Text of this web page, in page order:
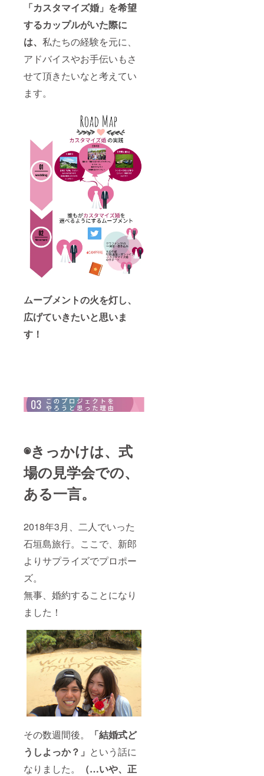
「カスタマイズ婚」を希望
するカップルがいた際に
は、 私たちの経験を元に、
アドバイスやお手伝いもさ
せて頂きたいなと考えてい
ます。
ムーブメントの火を灯し、
広げていきたいと思いま
す！
◉きっかけは、式
場の見学会での、
ある一言。
2018年3月、二人でいった
石垣島旅行。ここで、新郎
よりサプライズでプロポー
ズ。
無事、婚約することになり
ました！
その数週間後。
「結婚式ど
うしよっか？」 という話に
なりました。
（…いや、正